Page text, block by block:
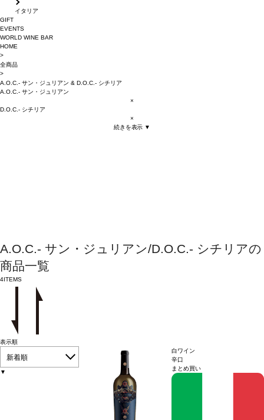
イタリア
GIFT
EVENTS
WORLD WINE BAR
HOME
>
全商品
>
A.O.C.- サン・ジュリアン & D.O.C.- シチリア
A.O.C.- サン・ジュリアン
×
D.O.C.- シチリア
×
続きを表示 ▼
A.O.C.- サン・ジュリアン/D.O.C.- シチリアの
商品一覧
4ITEMS
表示順
新着順
▼
白ワイン
辛口
まとめ買い